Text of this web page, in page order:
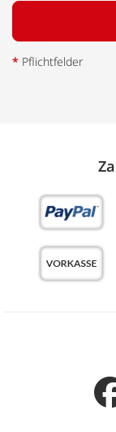
* Pflichtfelder